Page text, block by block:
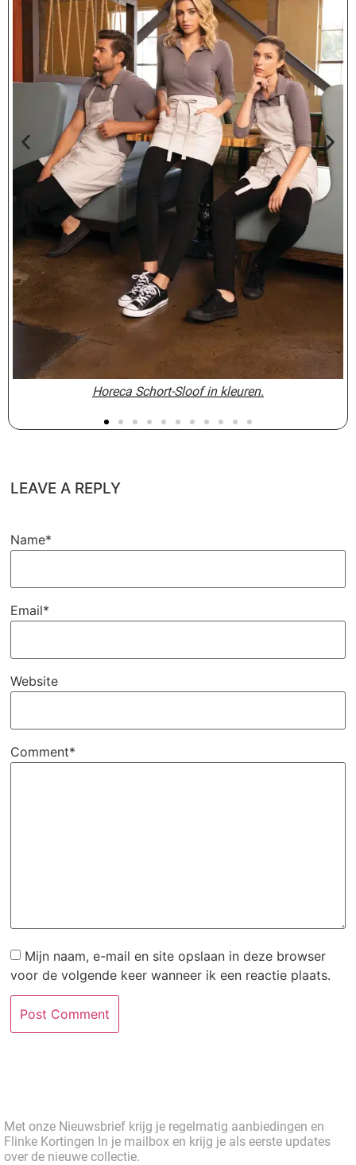
Sloof f9 roze bediening 8
Horeca Schort-Sloof in kleuren.
sloof voor de bediening ahs02-8
Sloof f9 roze bediening 8
Horeca Schort-Sloof in kleuren.
LEAVE A REPLY
Name*
Email*
Website
Comment*
Mijn naam, e-mail en site opslaan in deze browser
voor de volgende keer wanneer ik een reactie plaats.
Met onze Nieuwsbrief krijg je regelmatig aanbiedingen en
Flinke Kortingen In je mailbox en krijg je als eerste updates
over de nieuwe collectie.